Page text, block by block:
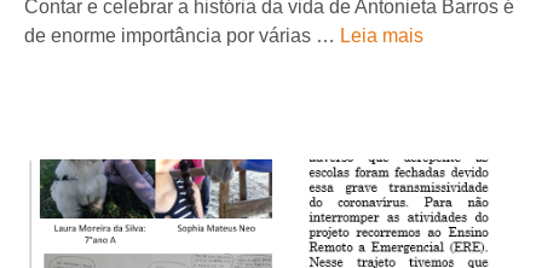
Contar e celebrar a história da vida de Antonieta Barros é
de enorme importância por várias … Leia mais